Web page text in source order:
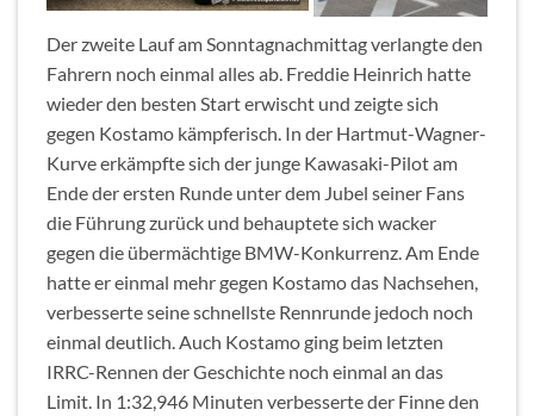
Der zweite Lauf am Sonntagnachmittag verlangte den
Fahrern noch einmal alles ab. Freddie Heinrich hatte
wieder den besten Start erwischt und zeigte sich
gegen Kostamo kämpferisch. In der Hartmut-Wagner-
Kurve erkämpfte sich der junge Kawasaki-Pilot am
Ende der ersten Runde unter dem Jubel seiner Fans
die Führung zurück und behauptete sich wacker
gegen die übermächtige BMW-Konkurrenz. Am Ende
hatte er einmal mehr gegen Kostamo das Nachsehen,
verbesserte seine schnellste Rennrunde jedoch noch
einmal deutlich. Auch Kostamo ging beim letzten
IRRC-Rennen der Geschichte noch einmal an das
Limit. In 1:32,946 Minuten verbesserte der Finne den